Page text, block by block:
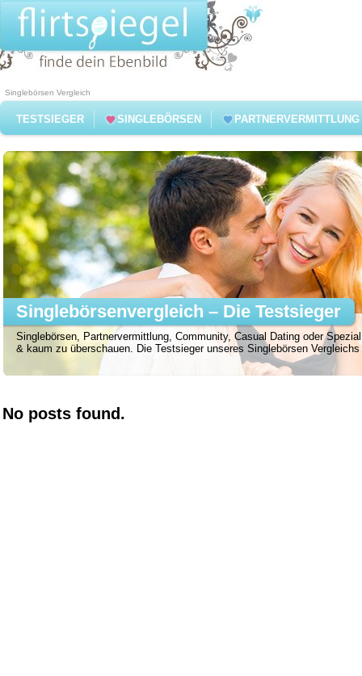
Singlebörsen Vergleich
TESTSIEGER SINGLEBÖRSEN PARTNERVERMITTLUNG
Singlebörsen, Partnervermittlung, Community, Casual Dating oder
& kaum zu überschauen. Die Testsieger unseres Singlebörsen
Singlebörsenvergleich – Die Testsieger
No posts found.